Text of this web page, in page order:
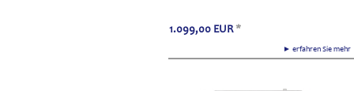
► erfahren Sie
1.099,00 EUR *